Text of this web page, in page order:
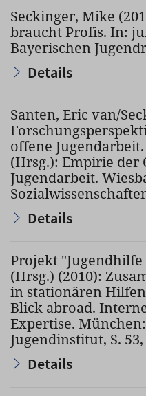
Seckinger, Mike
braucht Profis. In:
Bayerischen
Details
Santen, Eric van/
offene
(Hrsg.): Empirie
Jugendarbeit.
Details
Projekt
(Hrsg.) (2010):
in stationären
Blick abroad.
Expertise.
Jugendinstitut, S.
Details